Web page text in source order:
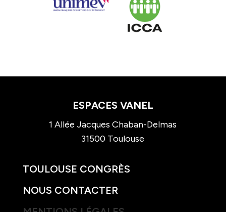
ESPACES VANEL
1 Allée Jacques Chaban-Delmas
31500 Toulouse
TOULOUSE CONGRÈS
NOUS CONTACTER